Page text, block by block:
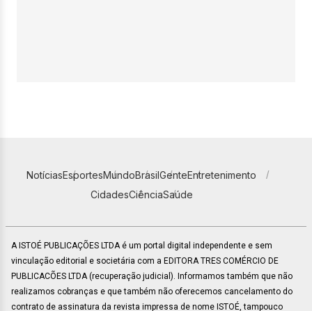
NotíciasEsportesMundoBrasilGenteEntretenimento
CidadesCiênciaSaúde
A ISTOÉ PUBLICAÇÕES LTDA é um portal digital independente e sem
vinculação editorial e societária com a EDITORA TRES COMÉRCIO DE
PUBLICACÕES LTDA (recuperação judicial). Informamos também que não
realizamos cobranças e que também não oferecemos cancelamento do
contrato de assinatura da revista impressa de nome ISTOÉ, tampouco